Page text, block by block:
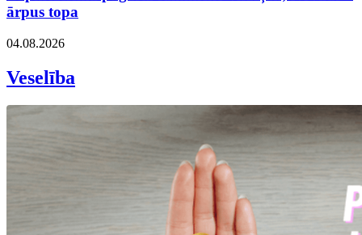
ārpus topa
04.08.2026
Veselība